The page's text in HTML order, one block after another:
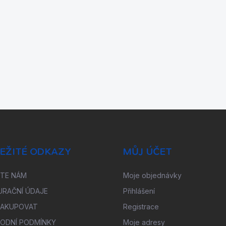
ODKAZY
NÁM
ÚDAJE
PODMÍNKY
MŮJ ÚČET
Moje objednávky
Přihlášení
Registrace
Moje adresy